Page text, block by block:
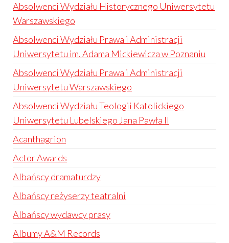
Absolwenci Wydziału Historycznego Uniwersytetu
Warszawskiego
Absolwenci Wydziału Prawa i Administracji
Uniwersytetu im. Adama Mickiewicza w Poznaniu
Absolwenci Wydziału Prawa i Administracji
Uniwersytetu Warszawskiego
Absolwenci Wydziału Teologii Katolickiego
Uniwersytetu Lubelskiego Jana Pawła II
Acanthagrion
Actor Awards
Albańscy dramaturdzy
Albańscy reżyserzy teatralni
Albańscy wydawcy prasy
Albumy A&M Records